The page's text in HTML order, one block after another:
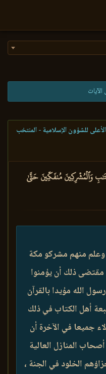
للشؤون الإسلامية - المنتخب
وَٱلۡمُشۡرِكِينَ مُنفَكِّينَ حَتَّىٰ
منهم مشركو مكة
مقتضى ذلك أن يؤمنوا
الله مؤيدا بالقرآن
أهل الكتاب في ذلك
جميعا في الآخرة أن
المنازل العالية
الخلود في الجنة ،